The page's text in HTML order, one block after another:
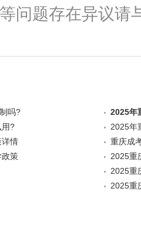
问题存在异议请
吗?
2025年
用?
2025年
详情
重庆成
政策
2025重
2025重
2025重